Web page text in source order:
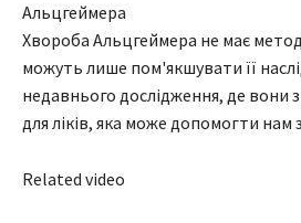
Альцгеймера
Хвороба Альцгеймера не має
можуть лише пом'якшувати її
недавнього дослідження, де вони
для ліків, яка може допомогти нам
Related video